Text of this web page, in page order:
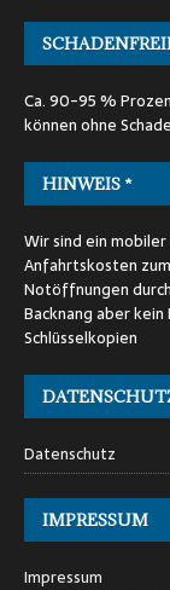
Ca. 90-95 %
können ohne
HINWEIS *
Wir sind ein
Anfahrtskosten
Notöffnungen
Backnang aber
Schlüsselkopien
Datenschutz
IMPRESSUM
Impressum